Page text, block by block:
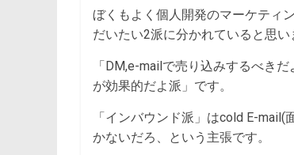
ぼくもよく個人開発のマーケティ
だいたい2派に分かれていると思い
「DM,e-mailで売り込みするべき
が効果的だよ派」です。
「インバウンド派」はcold E-
かないだろ、という主張です。